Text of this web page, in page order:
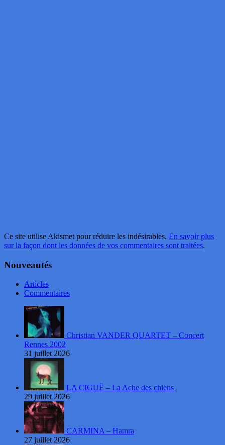
Ce site utilise Akismet pour réduire les indésirables. En savoir plus
sur la façon dont les données de vos commentaires sont traitées.
Nouveautés
Articles
Commentaires
Christian VANDER QUARTET – Concert
Rennes 2002
31 juillet 2026
LA CIGUË – La Ache des chiens
29 juillet 2026
CARMINA – Hamra
27 juillet 2026